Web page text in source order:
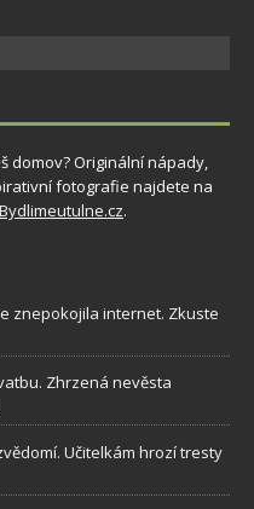
domov? Originální nápady,
fotografie najdete na
Bydlimeutulne.cz.
znepokojila internet. Zkuste
Zhrzená nevěsta
Učitelkám hrozí tresty